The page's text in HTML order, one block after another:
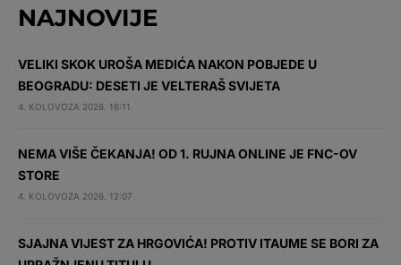
NAJNOVIJE
VELIKI SKOK UROŠA MEDIĆA NAKON POBJEDE U
BEOGRADU: DESETI JE VELTERAŠ SVIJETA
4. KOLOVOZA 2026. 16:11
NEMA VIŠE ČEKANJA! OD 1. RUJNA ONLINE JE FNC-OV
STORE
4. KOLOVOZA 2026. 12:07
SJAJNA VIJEST ZA HRGOVIĆA! PROTIV ITAUME SE BORI ZA